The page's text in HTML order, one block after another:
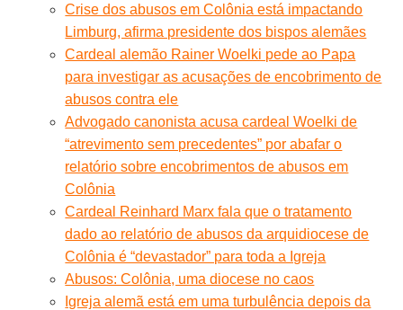
Crise dos abusos em Colônia está impactando
Limburg, afirma presidente dos bispos alemães
Cardeal alemão Rainer Woelki pede ao Papa
para investigar as acusações de encobrimento de
abusos contra ele
Advogado canonista acusa cardeal Woelki de
“atrevimento sem precedentes” por abafar o
relatório sobre encobrimentos de abusos em
Colônia
Cardeal Reinhard Marx fala que o tratamento
dado ao relatório de abusos da arquidiocese de
Colônia é “devastador” para toda a Igreja
Abusos: Colônia, uma diocese no caos
Igreja alemã está em uma turbulência depois da